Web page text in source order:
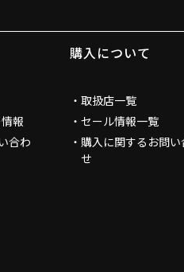
報
合わ
購入について
取扱店一覧
セール情報一覧
購入に関するお問い
せ